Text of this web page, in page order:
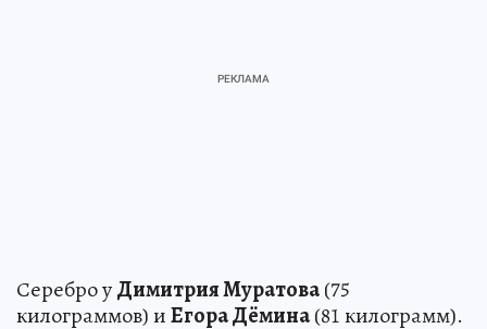
Серебро уДимитрия Муратова(75
килограммов) иЕгора Дёмина(81 килограмм).